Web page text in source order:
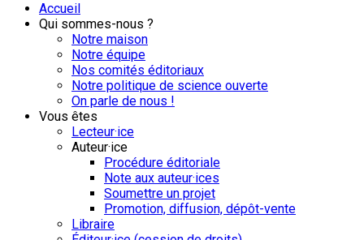
Accueil
Qui sommes-nous ?
Notre maison
Notre équipe
Nos comités éditoriaux
Notre politique de science ouverte
On parle de nous !
Vous êtes
Lecteur·ice
Auteur·ice
Procédure éditoriale
Note aux auteur·ices
Soumettre un projet
Promotion, diffusion, dépôt-vente
Libraire